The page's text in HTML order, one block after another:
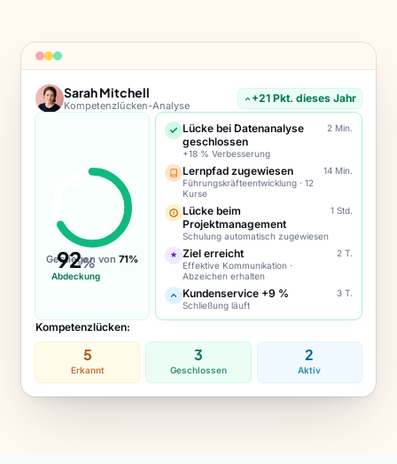
Sarah Mitchell
Kompetenzlücken-Analyse
+21 Pkt. dieses Jahr
92%
Abdeckung
Gestiegen von 71%
Lücke bei Datenanalyse
geschlossen
+18 % Verbesserung
2 Min.
Lernpfad zugewiesen
Führungskräfteentwicklung · 12
Kurse
14 Min.
Lücke beim
Projektmanagement
Schulung automatisch zugewiesen
1 Std.
Ziel erreicht
Effektive Kommunikation ·
Abzeichen erhalten
2 T.
Kundenservice +9 %
Schließung läuft
3 T.
Kompetenzlücken:
5
Erkannt
3
Geschlossen
2
Aktiv